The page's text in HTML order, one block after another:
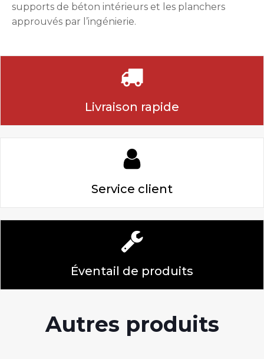
supports de béton intérieurs et les planchers
approuvés par l’ingénierie.
Livraison rapide
Service client
Éventail de produits
Autres produits